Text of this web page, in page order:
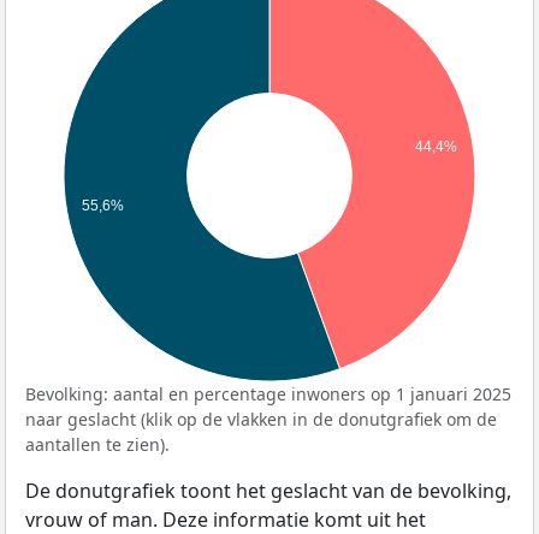
44,4%
55,6%
Bevolking: aantal en percentage inwoners op 1 januari 2025
naar geslacht (klik op de vlakken in de donutgrafiek om de
aantallen te zien).
De donutgrafiek toont het geslacht van de bevolking,
vrouw of man. Deze informatie komt uit het